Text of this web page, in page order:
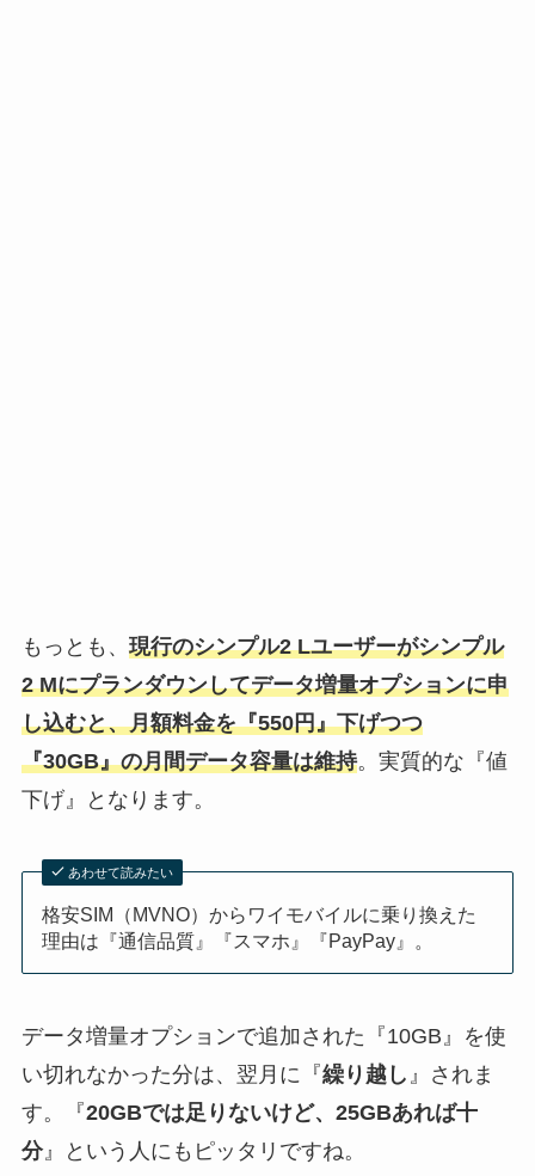
もっとも、 現行のシンプル2 Lユーザーがシンプル
2 Mにプランダウンしてデータ増量オプションに申
し込むと、月額料金を『550円』下げつつ
『30GB』の月間データ容量は維持。実質的な『値
下げ』となります。
あわせて読みたい
格安SIM（MVNO）からワイモバイルに乗り換えた
理由は『通信品質』『スマホ』『PayPay』。
データ増量オプションで追加された『10GB』を使
い切れなかった分は、翌月に『繰り越し 』されま
す。『20GBでは足りないけど、25GBあれば十
分』という人にもピッタリですね。